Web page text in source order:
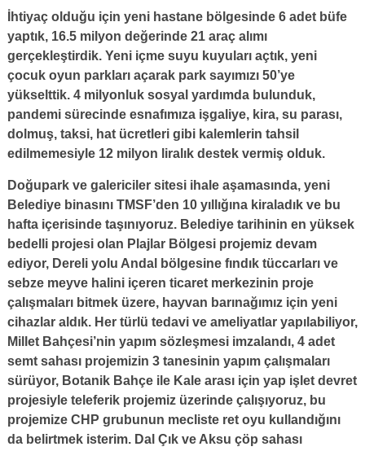
İhtiyaç olduğu için yeni hastane bölgesinde 6 adet büfe
yaptık, 16.5 milyon değerinde 21 araç alımı
gerçekleştirdik. Yeni içme suyu kuyuları açtık, yeni
çocuk oyun parkları açarak park sayımızı 50’ye
yükselttik. 4 milyonluk sosyal yardımda bulunduk,
pandemi sürecinde esnafımıza işgaliye, kira, su parası,
dolmuş, taksi, hat ücretleri gibi kalemlerin tahsil
edilmemesiyle 12 milyon liralık destek vermiş olduk.
Doğupark ve galericiler sitesi ihale aşamasında, yeni
Belediye binasını TMSF’den 10 yıllığına kiraladık ve bu
hafta içerisinde taşınıyoruz. Belediye tarihinin en yüksek
bedelli projesi olan Plajlar Bölgesi projemiz devam
ediyor, Dereli yolu Andal bölgesine fındık tüccarları ve
sebze meyve halini içeren ticaret merkezinin proje
çalışmaları bitmek üzere, hayvan barınağımız için yeni
cihazlar aldık. Her türlü tedavi ve ameliyatlar yapılabiliyor,
Millet Bahçesi’nin yapım sözleşmesi imzalandı, 4 adet
semt sahası projemizin 3 tanesinin yapım çalışmaları
sürüyor, Botanik Bahçe ile Kale arası için yap işlet devret
projesiyle teleferik projemiz üzerinde çalışıyoruz, bu
projemize CHP grubunun mecliste ret oyu kullandığını
da belirtmek isterim. Dal Çık ve Aksu çöp sahası